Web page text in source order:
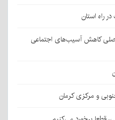
راه استان
اصلی کاهش آسیب‌های اجتماعی
و مرکزی کرمان